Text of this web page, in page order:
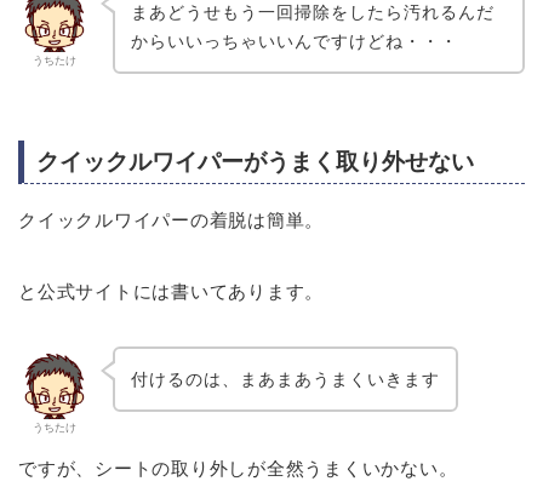
うちたけ
まあどうせもう一回掃除をしたら汚れるんだ
からいいっちゃいいんですけどね・・・
クイックルワイパーがうまく取り外せない
クイックルワイパーの着脱は簡単。
と公式サイトには書いてあります。
うちたけ
付けるのは、まあまあうまくいきます
ですが、シートの取り外しが全然うまくいかない。